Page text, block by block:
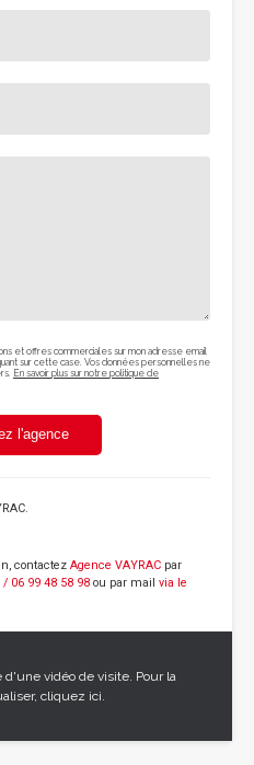
et offres commerciales sur mon adresse email
sur cette case. Vos données personnelles ne
En savoir plus sur notre politique de
l'agence
.
contactez Agence VAYRAC par
06 99 48 58 98 ou par mail via le
d'une vidéo de visite. Pour la
cliquez ici.